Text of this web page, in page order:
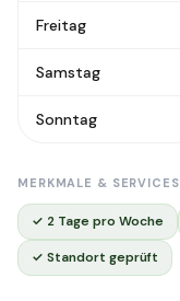
Freitag
Samstag
Sonntag
MERKMALE & SERVICES
✓ 2 Tage pro Woche
✓ Standort geprüft